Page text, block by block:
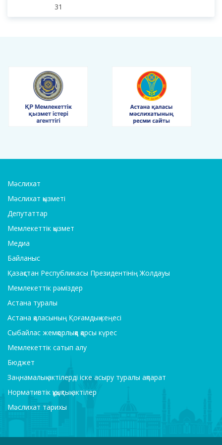
24
Мәслихат
Мәслихат қызметі
Депутаттар
Мемлекеттік қызмет
Медиа
Байланыс
Қазақстан Республикасы Президентінің Жолдауы
Мемлекеттік рәміздер
Астана туралы
Астана қаласының Қоғамдық кеңесі
Сыбайлас жемқорлыққа қарсы күрес
Мемлекеттік сатып алу
Бюджет
Заңнамалық актілерді іске асыру туралы ақпарат
Нормативтік құқықтық актілер